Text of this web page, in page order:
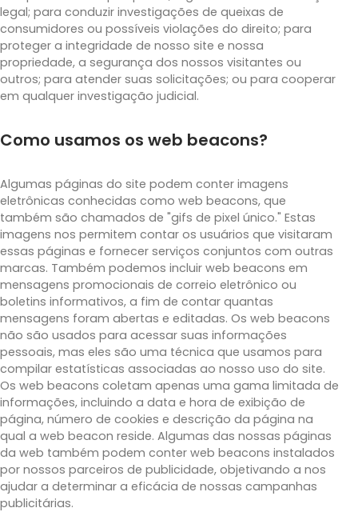
legal; para conduzir investigações de queixas de
consumidores ou possíveis violações do direito; para
proteger a integridade de nosso site e nossa
propriedade, a segurança dos nossos visitantes ou
outros; para atender suas solicitações; ou para cooperar
em qualquer investigação judicial.
Como usamos os web beacons?
Algumas páginas do site podem conter imagens
eletrônicas conhecidas como web beacons, que
também são chamados de "gifs de pixel único." Estas
imagens nos permitem contar os usuários que visitaram
essas páginas e fornecer serviços conjuntos com outras
marcas. Também podemos incluir web beacons em
mensagens promocionais de correio eletrônico ou
boletins informativos, a fim de contar quantas
mensagens foram abertas e editadas. Os web beacons
não são usados para acessar suas informações
pessoais, mas eles são uma técnica que usamos para
compilar estatísticas associadas ao nosso uso do site.
Os web beacons coletam apenas uma gama limitada de
informações, incluindo a data e hora de exibição de
página, número de cookies e descrição da página na
qual a web beacon reside. Algumas das nossas páginas
da web também podem conter web beacons instalados
por nossos parceiros de publicidade, objetivando a nos
ajudar a determinar a eficácia de nossas campanhas
publicitárias.